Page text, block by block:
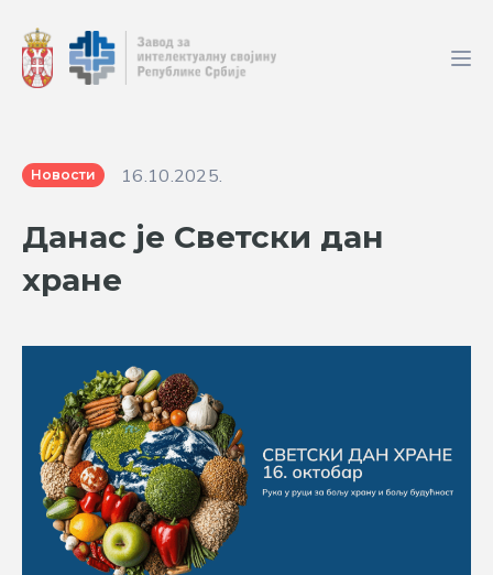
Новости 16.10.2025.
Данас је Светски дан
хране